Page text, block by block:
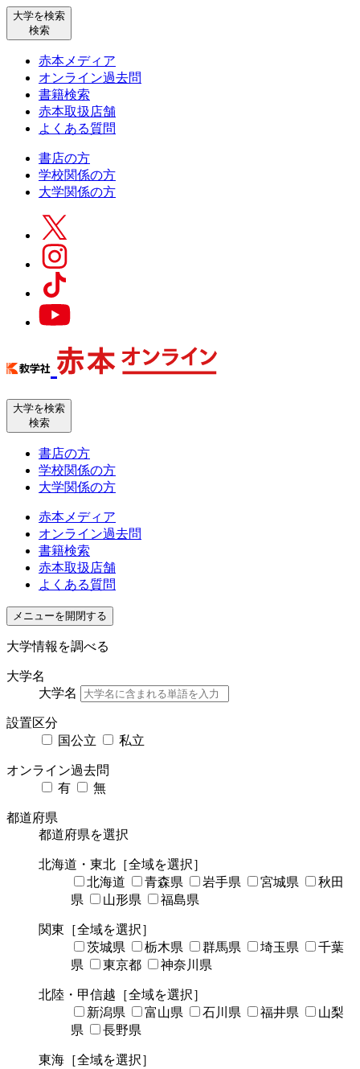
大学を検索
検索
赤本メディア
オンライン過去問
書籍検索
赤本取扱店舗
よくある質問
書店の方
学校関係の方
大学関係の方
大学を検索
検索
書店の方
学校関係の方
大学関係の方
赤本メディア
オンライン過去問
書籍検索
赤本取扱店舗
よくある質問
メニューを開閉する
大学情報を調べる
大学名
大学名
設置区分
国公立
私立
オンライン過去問
有
無
都道府県
都道府県を選択
北海道・東北 ［全域を選択］
北海道
青森県 岩手県 宮城県
秋田
県
山形県 福島県
関東 ［全域を選択］
茨城県
栃木県 群馬県 埼玉県
千葉
県
東京都 神奈川県
北陸・甲信越 ［全域を選択］
新潟県
富山県 石川県 福井県
山梨
県
長野県
東海 ［全域を選択］